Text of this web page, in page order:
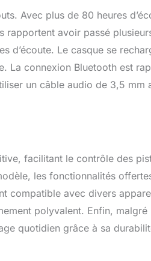
Avec plus de 80 heures
avoir passé
d’écoute. Le casque se
La connexion Bluetooth est
un câble audio de 3,5
facilitant le contrôle des
les fonctionnalités
compatible avec divers
polyvalent. Enfin, malgré
quotidien grâce à sa